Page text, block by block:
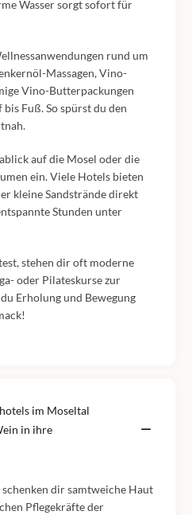
Wasser sorgt sofort für
rund um
Massagen, Vino-
Vino-Butterpackungen
Fuß. So spürst du den
auf die Mosel oder die
ein. Viele Hotels bieten
kleine Sandstrände direkt
Stunden unter
stehen dir oft moderne
oder Pilateskurse zur
Erholung und Bewegung
im Moseltal
in ihre
dir samtweiche Haut
Pflegekräfte der